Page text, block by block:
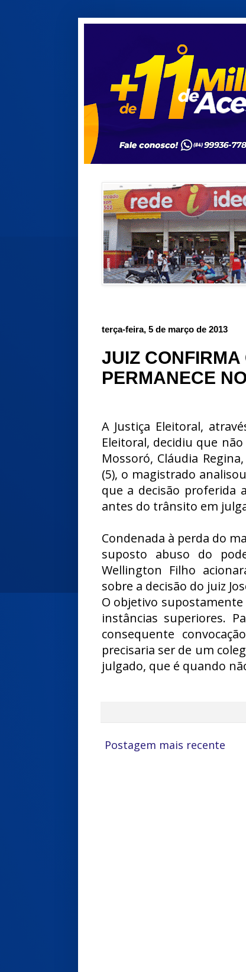
terça-feira, 5 de março de 2013
JUIZ
PERMANECE
A Justiça Eleitoral,
Eleitoral, decidiu que
Mossoró, Cláudia
(5), o magistrado
que a decisão proferida
antes do trânsito em
Condenada à perda do
suposto abuso do
Wellington Filho
sobre a decisão do juiz
O objetivo
instâncias superiores.
consequente
precisaria ser de um
julgado, que é quando
Postagem mais recente